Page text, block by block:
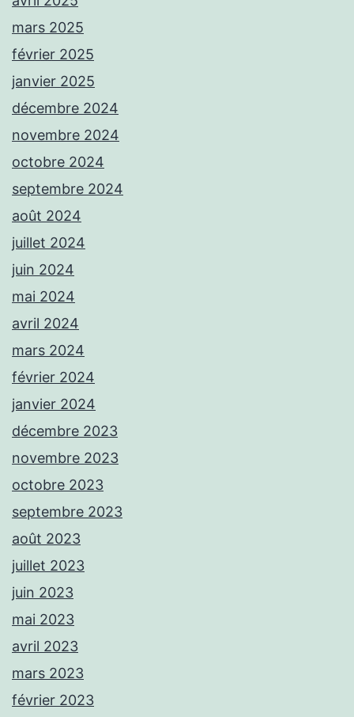
mars 2025
février 2025
janvier 2025
décembre 2024
novembre 2024
octobre 2024
septembre 2024
août 2024
juillet 2024
juin 2024
mai 2024
avril 2024
mars 2024
février 2024
janvier 2024
décembre 2023
novembre 2023
octobre 2023
septembre 2023
août 2023
juillet 2023
juin 2023
mai 2023
avril 2023
mars 2023
février 2023